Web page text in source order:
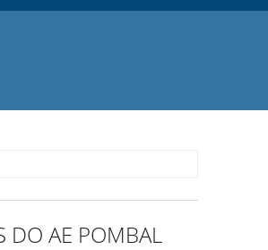
DO AE POMBAL